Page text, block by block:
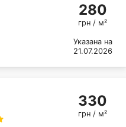
280
грн / м²
Указана на
21.07.2026
330
грн / м²